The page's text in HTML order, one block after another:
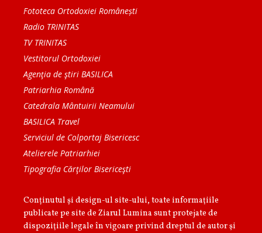
Fototeca Ortodoxiei Românești
Radio TRINITAS
TV TRINITAS
Vestitorul Ortodoxiei
Agenţia de ştiri BASILICA
Patriarhia Română
Catedrala Mântuirii Neamului
BASILICA Travel
Serviciul de Colportaj Bisericesc
Atelierele Patriarhiei
Tipografia Cărţilor Bisericeşti
Conținutul și design-ul site-ului, toate informaţiile
publicate pe site de Ziarul Lumina sunt protejate de
dispoziţiile legale în vigoare privind dreptul de autor şi